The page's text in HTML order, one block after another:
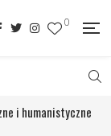
0
i humanistyczne